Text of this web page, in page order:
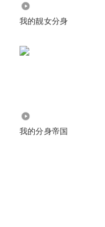
我的靓女分身
我的分身帝国